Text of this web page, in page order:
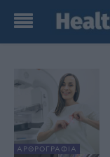
ΑΡΘΡΟΓΡΑΦΊΑ